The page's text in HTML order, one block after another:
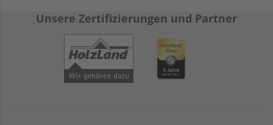
Unsere Zertifizierungen und Partner